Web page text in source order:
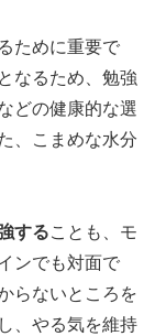
ために重要で
なるため、勉強
どの健康的な選
、こまめな水分
することも、モ
ンでも対面で
らないところを
、やる気を維持